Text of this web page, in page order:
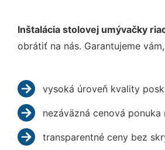
Inštalácia stolovej umývačky
obrátiť na nás. Garantujeme
vysoká úroveň kvality
nezáväzná cenová ponuka
transparentné ceny bez